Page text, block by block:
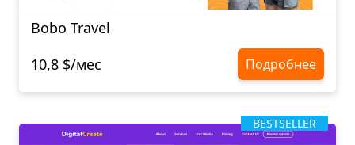
Bobo Travel
10,8 $/мес
Подробнее
BESTSELLER